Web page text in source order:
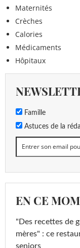
Maternités
Crèches
Calories
Médicaments
Hôpitaux
Famille
Astuces de la
EN CE
"Des recettes de
mères" : ce
seniors